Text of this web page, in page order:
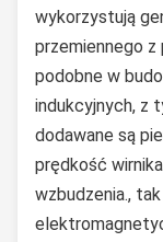
wykorzystują
przemiennego z
podobne w
indukcyjnych, z
dodawane są
prędkość
wzbudzenia.,